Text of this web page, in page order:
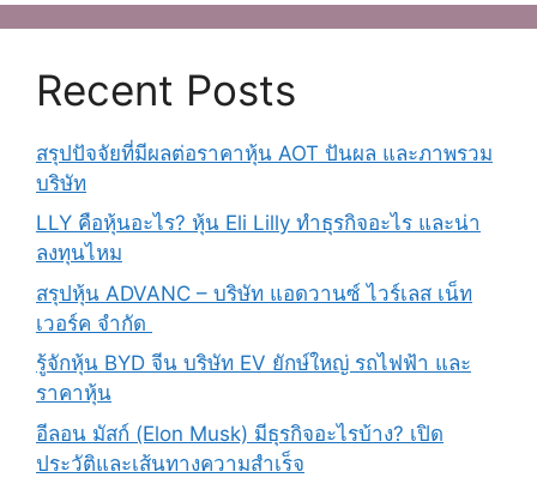
Recent Posts
สรุปปัจจัยที่มีผลต่อราคาหุ้น AOT ปันผล และภาพรวม
บริษัท
LLY คือหุ้นอะไร? หุ้น Eli Lilly ทำธุรกิจอะไร และน่า
ลงทุนไหม
สรุปหุ้น ADVANC – บริษัท แอดวานซ์ ไวร์เลส เน็ท
เวอร์ค จํากัด
รู้จักหุ้น BYD จีน บริษัท EV ยักษ์ใหญ่ รถไฟฟ้า และ
ราคาหุ้น
อีลอน มัสก์ (Elon Musk) มีธุรกิจอะไรบ้าง? เปิด
ประวัติและเส้นทางความสำเร็จ